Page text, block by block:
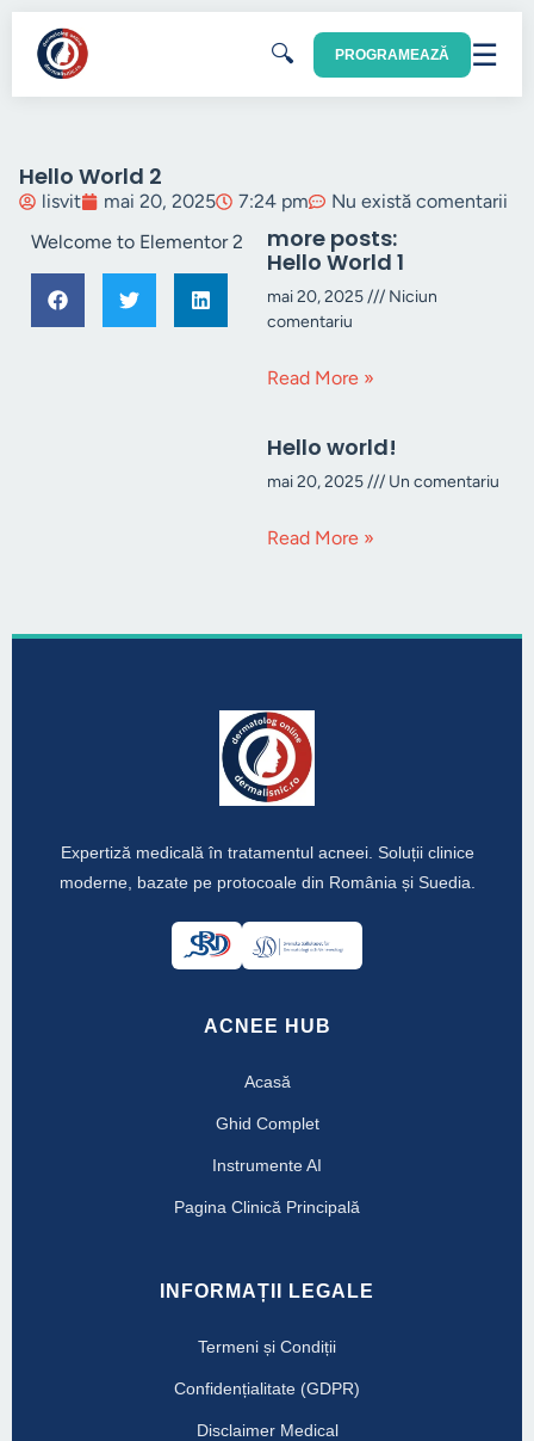
🔍 PROGRAMEAZĂ ☰
Hello World 2
lisvit mai 20, 2025 7:24 pm
Nu există comentarii
Welcome to Elementor 2
more posts:
Hello World 1
mai 20, 2025
Niciun
comentariu
Read More »
Hello world!
mai 20, 2025 Un comentariu
Read More »
Expertiză medicală în tratamentul acneei. Soluții clinice
moderne, bazate pe protocoale din România și Suedia.
ACNEE HUB
Acasă
Ghid Complet
Instrumente AI
Pagina Clinică Principală
INFORMAȚII LEGALE
Termeni și Condiții
Confidențialitate (GDPR)
Disclaimer Medical